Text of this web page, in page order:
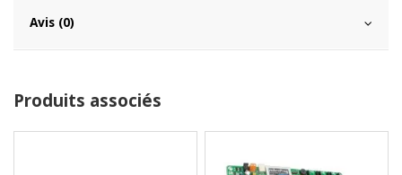
Avis (0)
Produits associés